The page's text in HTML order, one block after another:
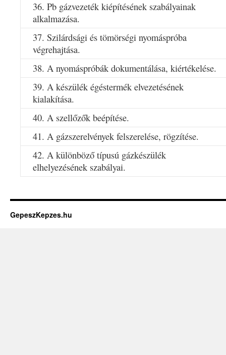
36. Pb gázvezeték kiépítésének szabályainak
alkalmazása.
37. Szilárdsági és tömörségi nyomáspróba
végrehajtása.
38. A nyomáspróbák dokumentálása, kiértékelése.
39. A készülék égéstermék elvezetésének
kialakítása.
40. A szellőzők beépítése.
41. A gázszerelvények felszerelése, rögzítése.
42. A különböző típusú gázkészülék
elhelyezésének szabályai.
GepeszKepzes.hu